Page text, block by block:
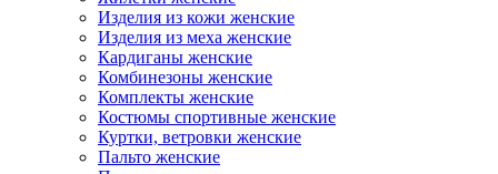
Изделия из кожи женские
Изделия из меха женские
Кардиганы женские
Комбинезоны женские
Комплекты женские
Костюмы спортивные женские
Куртки, ветровки женские
Пальто женские